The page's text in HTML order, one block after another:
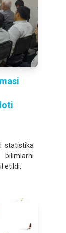
statistika
etildi.